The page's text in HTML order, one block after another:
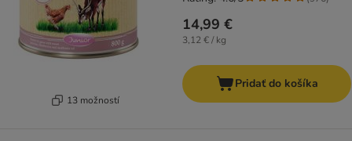
13 možností
14,99 €
3,12 € / kg
Pridať do košíka